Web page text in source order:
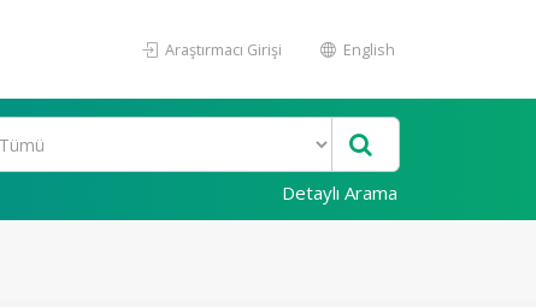
Araştırmacı Girişi English
Detaylı Arama